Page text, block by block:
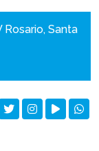
Santa